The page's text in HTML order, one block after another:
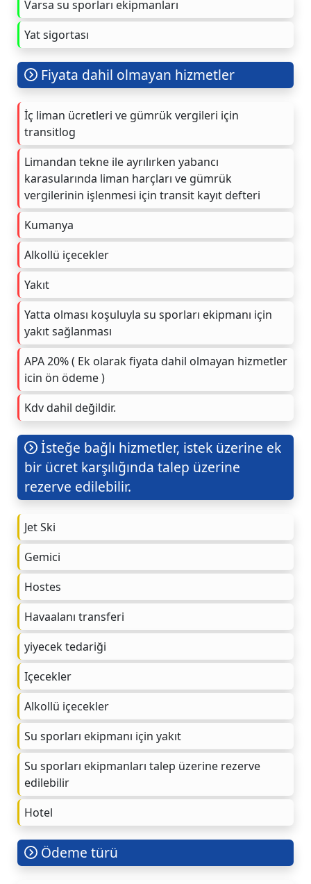
Varsa su sporları ekipmanları
Yat sigortası
Fiyata dahil olmayan hizmetler
İç liman ücretleri ve gümrük vergileri için
transitlog
Limandan tekne ile ayrılırken yabancı
karasularında liman harçları ve gümrük
vergilerinin işlenmesi için transit kayıt defteri
Kumanya
Alkollü içecekler
Yakıt
Yatta olması koşuluyla su sporları ekipmanı için
yakıt sağlanması
APA 20% ( Ek olarak fiyata dahil olmayan hizmetler
icin ön ödeme )
Kdv dahil değildir.
İsteğe bağlı hizmetler, istek üzerine ek
bir ücret karşılığında talep üzerine
rezerve edilebilir.
Jet Ski
Gemici
Hostes
Havaalanı transferi
yiyecek tedariği
Içecekler
Alkollü içecekler
Su sporları ekipmanı için yakıt
Su sporları ekipmanları talep üzerine rezerve
edilebilir
Hotel
Ödeme türü